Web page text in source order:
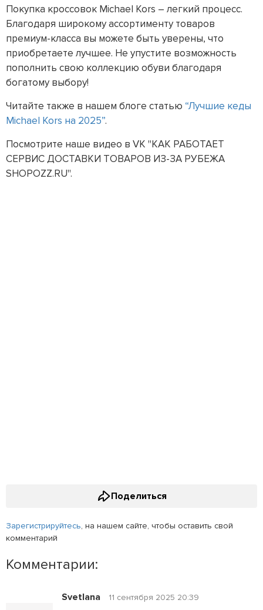
Покупка кроссовок Michael Kors – легкий процесс.
Благодаря широкому ассортименту товаров
премиум-класса вы можете быть уверены, что
приобретаете лучшее. Не упустите возможность
пополнить свою коллекцию обуви благодаря
богатому выбору!
Читайте также в нашем блоге статью “Лучшие кеды
Michael Kors на 2025”.
Посмотрите наше видео в VK "КАК РАБОТАЕТ
СЕРВИС ДОСТАВКИ ТОВАРОВ ИЗ-ЗА РУБЕЖА
SHOPOZZ.RU".
Поделиться
Зарегистрируйтесь, на нашем сайте, чтобы оставить свой
комментарий
Комментарии:
Svetlana
11 сентября 2025 20:39